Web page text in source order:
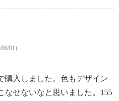
01）
購入しました。色もデザイン
なせないなと思いました。155